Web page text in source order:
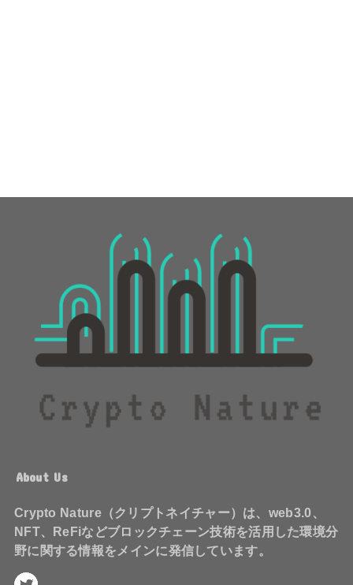
About Us
Crypto Nature（クリプトネイチャー）は、web3.0、
NFT、ReFiなどブロックチェーン技術を活用した環境分
野に関する情報をメインに発信しています。